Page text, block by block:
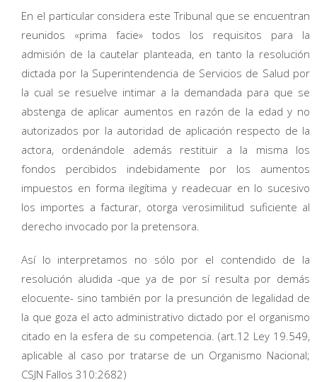
En el particular considera este Tribunal que se encuentran
reunidos «prima facie» todos los requisitos para la
admisión de la cautelar planteada, en tanto la resolución
dictada por la Superintendencia de Servicios de Salud por
la cual se resuelve intimar a la demandada para que se
abstenga de aplicar aumentos en razón de la edad y no
autorizados por la autoridad de aplicación respecto de la
actora, ordenándole además restituir a la misma los
fondos percibidos indebidamente por los aumentos
impuestos en forma ilegítima y readecuar en lo sucesivo
los importes a facturar, otorga verosimilitud suficiente al
derecho invocado por la pretensora.
Así lo interpretamos no sólo por el contendido de la
resolución aludida -que ya de por sí resulta por demás
elocuente- sino también por la presunción de legalidad de
la que goza el acto administrativo dictado por el organismo
citado en la esfera de su competencia. (art.12 Ley 19.549,
aplicable al caso por tratarse de un Organismo Nacional;
CSJN Fallos 310:2682)